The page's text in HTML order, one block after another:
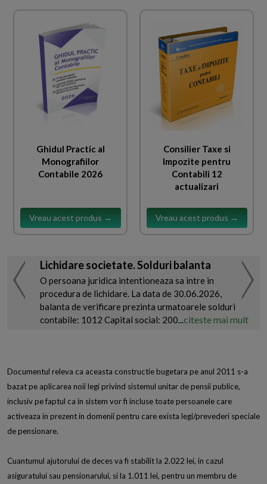
Ghidul Practic al
Monografiilor
Contabile 2026
Vreau acest produs →
Consilier Taxe si
Impozite pentru
Contabili 12
actualizari
Vreau acest produs →
Lichidare societate. Solduri balanta
O persoana juridica intentioneaza sa intre in
procedura de lichidare. La data de 30.06.2026,
balanta de verificare prezinta urmatoarele solduri
contabile: 1012 Capital social: 200...citeste mai mult
Documentul releva ca aceasta constructie bugetara pe anul 2011 s-a
bazat pe aplicarea noii legi privind sistemul unitar de pensii publice,
inclusiv pe faptul ca in sistem vor fi incluse toate persoanele care
activeaza in prezent in domenii pentru care exista legi/prevederi speciale
de pensionare.
Cuantumul ajutorului de deces va fi stabilit la 2.022 lei, in cazul
asiguratului sau pensionarului, si la 1.011 lei, pentru un membru de